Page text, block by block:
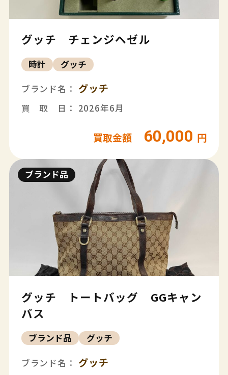
グッチ チェンジヘゼル
時計 グッチ
ブランド名： グッチ
買 取 日： 2026年6月
買取金額 60,000 円
ブランド品
グッチ トートバッグ GGキャン
バス
ブランド品 グッチ
ブランド名： グッチ